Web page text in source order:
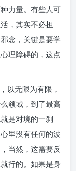
力量。有些人可
，其实不必担
念，关键是要学
理障碍的，这点
以无限为有限，
领域，到了最高
是对境的一刹
里没有任何的波
当然，这需要反
行的。如果是身